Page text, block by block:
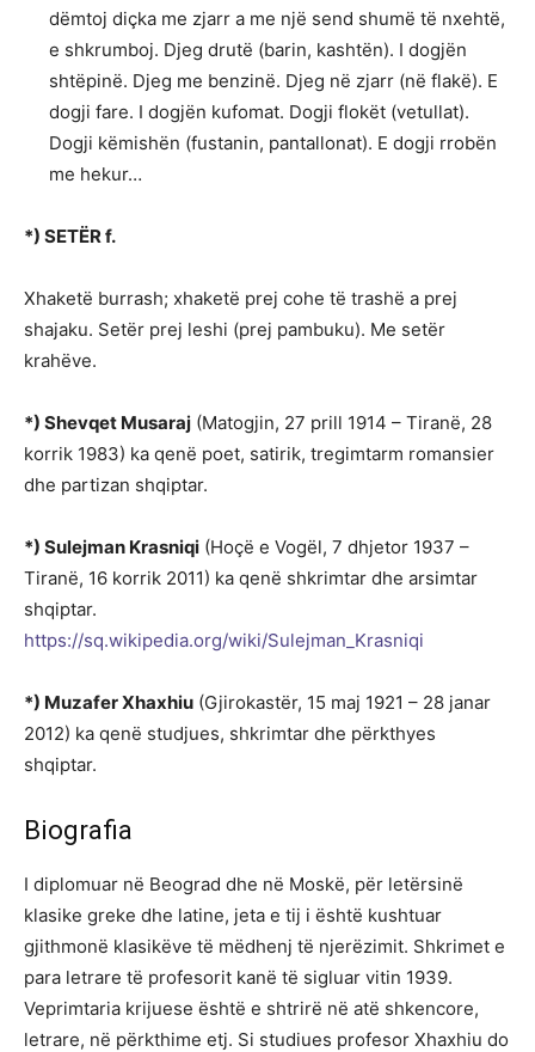
dëmtoj diçka me zjarr a me një send shumë të nxehtë,
e shkrumboj. Djeg drutë (barin, kashtën). I dogjën
shtëpinë. Djeg me benzinë. Djeg në zjarr (në flakë). E
dogji fare. I dogjën kufomat. Dogji flokët (vetullat).
Dogji këmishën (fustanin, pantallonat). E dogji rrobën
me hekur…
*) SETËR f.
Xhaketë burrash; xhaketë prej cohe të trashë a prej
shajaku. Setër prej leshi (prej pambuku). Me setër
krahëve.
*) Shevqet Musaraj (Matogjin, 27 prill 1914 – Tiranë, 28
korrik 1983) ka qenë poet, satirik, tregimtarm romansier
dhe partizan shqiptar.
*) Sulejman Krasniqi (Hoçë e Vogël, 7 dhjetor 1937 –
Tiranë, 16 korrik 2011) ka qenë shkrimtar dhe arsimtar
shqiptar.
https://sq.wikipedia.org/wiki/Sulejman_Krasniqi
*) Muzafer Xhaxhiu (Gjirokastër, 15 maj 1921 – 28 janar
2012) ka qenë studjues, shkrimtar dhe përkthyes
shqiptar.
Biografia
I diplomuar në Beograd dhe në Moskë, për letërsinë
klasike greke dhe latine, jeta e tij i është kushtuar
gjithmonë klasikëve të mëdhenj të njerëzimit. Shkrimet e
para letrare të profesorit kanë të sigluar vitin 1939.
Veprimtaria krijuese është e shtrirë në atë shkencore,
letrare, në përkthime etj. Si studiues profesor Xhaxhiu do